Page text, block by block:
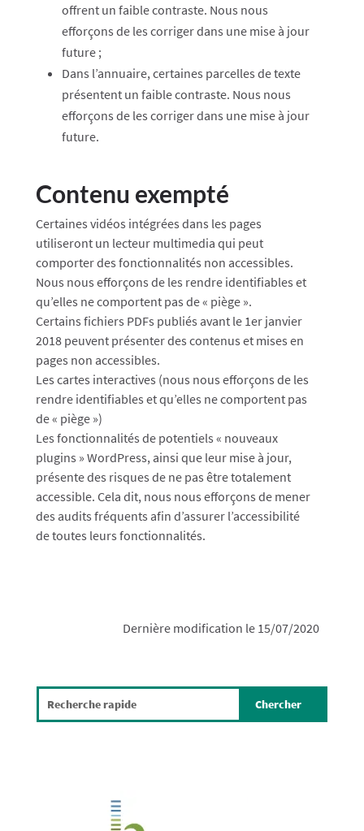
offrent un faible contraste. Nous nous
efforçons de les corriger dans une mise à jour
future ;
Dans l’annuaire, certaines parcelles de texte
présentent un faible contraste. Nous nous
efforçons de les corriger dans une mise à jour
future.
Contenu exempté
Certaines vidéos intégrées dans les pages
utiliseront un lecteur multimedia qui peut
comporter des fonctionnalités non accessibles.
Nous nous efforçons de les rendre identifiables et
qu’elles ne comportent pas de « piège ».
Certains fichiers PDFs publiés avant le 1er janvier
2018 peuvent présenter des contenus et mises en
pages non accessibles.
Les cartes interactives (nous nous efforçons de les
rendre identifiables et qu’elles ne comportent pas
de « piège »)
Les fonctionnalités de potentiels « nouveaux
plugins » WordPress, ainsi que leur mise à jour,
présente des risques de ne pas être totalement
accessible. Cela dit, nous nous efforçons de mener
des audits fréquents afin d’assurer l’accessibilité
de toutes leurs fonctionnalités.
Dernière modification le 15/07/2020